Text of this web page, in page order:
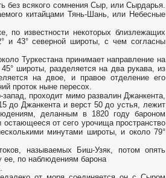
без всякого сомнения Сыр, или Сырдарья.
китайцами Тянь-Шань, или Небесные
по известности некоторых близлежащих
и 43° северной широты, с чем согласны
Туркестана принимает направление на
широты, разделяется на два рукава, из
на двое, и правое отделение его
проток ныне пересох.
проходит мимо развалин Джанкента,
до Джанкента и верст 50 до устья, лежит
деланным в 1820 году бароном
от сего урочища пространство
минутами широты, и около 79°
называемых Биш-Узяк, потом опять
ее, по наблюдениям барона